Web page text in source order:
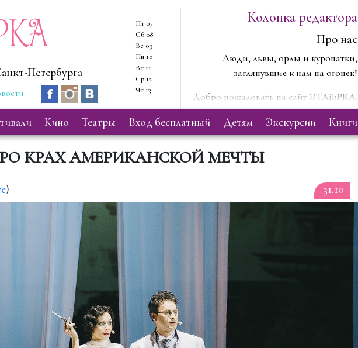
Петербурга
Пт 07
Сб 08
Вс 09
Пн 10
Вт 11
Ср 12
Чт 13
Колонка редактора
Про нас
Люди, львы, орлы и куропатки,
заглянувшие к нам на огонек!
Добро пожаловать на сайт ЭТАjЕРКА.
Здесь мы будем рассказывать о …
кино театры вход бесплатный детям экскурсии книги
КРАХ АМЕРИКАНСКОЙ МЕЧТЫ
) 31.10